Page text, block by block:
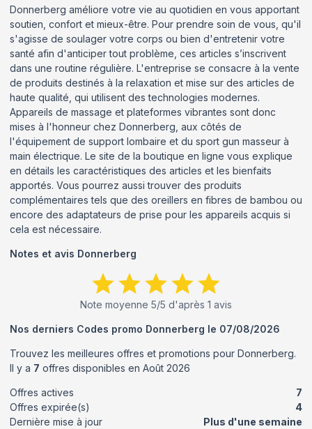
Donnerberg améliore votre vie au quotidien en vous apportant
soutien, confort et mieux-être. Pour prendre soin de vous, qu'il
s'agisse de soulager votre corps ou bien d'entretenir votre
santé afin d'anticiper tout problème, ces articles s’inscrivent
dans une routine régulière. L'entreprise se consacre à la vente
de produits destinés à la relaxation et mise sur des articles de
haute qualité, qui utilisent des technologies modernes.
Appareils de massage et plateformes vibrantes sont donc
mises à l'honneur chez Donnerberg, aux côtés de
l'équipement de support lombaire et du sport gun masseur à
main électrique. Le site de la boutique en ligne vous explique
en détails les caractéristiques des articles et les bienfaits
apportés. Vous pourrez aussi trouver des produits
complémentaires tels que des oreillers en fibres de bambou ou
encore des adaptateurs de prise pour les appareils acquis si
cela est nécessaire.
Notes et avis Donnerberg
Note moyenne 5/5 d'après 1 avis
Nos derniers Codes promo Donnerberg le 07/08/2026
Trouvez les meilleures offres et promotions pour Donnerberg.
Il y a 7 offres disponibles en Août 2026
Offres actives
7
Offres expirée(s)
4
Dernière mise à jour
Plus d'une semaine